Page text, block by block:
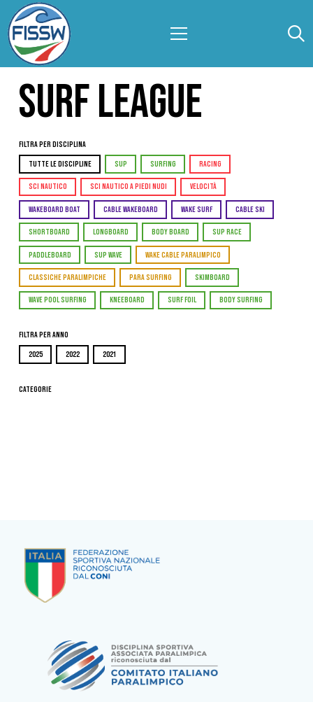
SURF LEAGUE
Filtra per Disciplina
TUTTE LE DISCIPLINE SUP SURFING RACING
SCI NAUTICO SCI NAUTICO A PIEDI NUDI VELOCITÀ
WAKEBOARD BOAT CABLE WAKEBOARD WAKE SURF CABLE SKI
SHORTBOARD LONGBOARD BODY BOARD SUP RACE
PADDLEBOARD SUP WAVE WAKE CABLE PARALIMPICO
CLASSICHE PARALIMPICHE PARA SURFING SKIMBOARD
WAVE POOL SURFING KNEEBOARD SURF FOIL BODY SURFING
Filtra per Anno
2025 2022 2021
Categorie